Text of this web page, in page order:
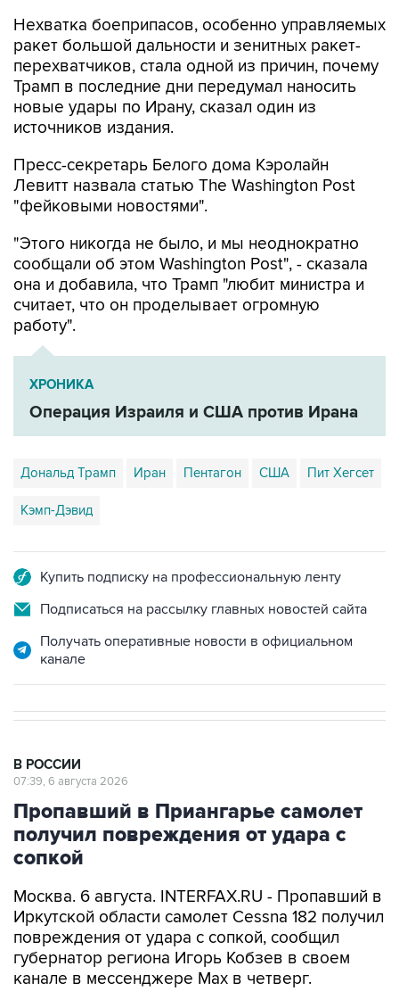
Нехватка боеприпасов, особенно управляемых
ракет большой дальности и зенитных ракет-
перехватчиков, стала одной из причин, почему
Трамп в последние дни передумал наносить
новые удары по Ирану, сказал один из
источников издания.
Пресс-секретарь Белого дома Кэролайн
Левитт назвала статью The Washington Post
"фейковыми новостями".
"Этого никогда не было, и мы неоднократно
сообщали об этом Washington Post", - сказала
она и добавила, что Трамп "любит министра и
считает, что он проделывает огромную
работу".
ХРОНИКА
Операция Израиля и США против Ирана
Дональд Трамп Иран Пентагон США Пит Хегсет
Кэмп-Дэвид
Купить подписку на профессиональную ленту
Подписаться на рассылку главных новостей сайта
Получать оперативные новости в официальном
канале
В РОССИИ
07:39, 6 августа 2026
Пропавший в Приангарье самолет
получил повреждения от удара с
сопкой
Москва. 6 августа. INTERFAX.RU - Пропавший в
Иркутской области самолет Cessna 182 получил
повреждения от удара с сопкой, сообщил
губернатор региона Игорь Кобзев в своем
канале в мессенджере Мах в четверг.